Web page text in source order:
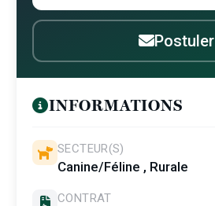
Postuler
INFORMATIONS
SECTEUR(S)
Canine/Féline , Rurale
CONTRAT